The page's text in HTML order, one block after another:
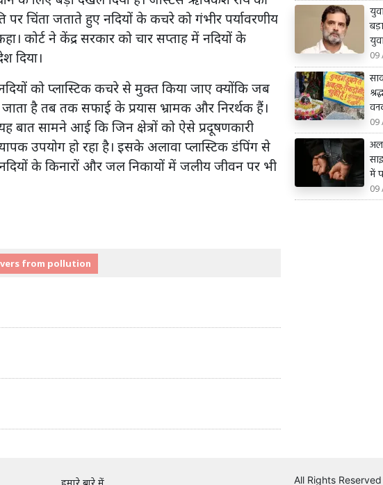
पर चिंता जताते हुए नदियों के कचरे को गंभीर पर्यावरणीय
कोर्ट ने केंद्र सरकार को चार सप्ताह में नदियों के
दिया।
को प्लास्टिक कचरे से मुक्त किया जाए क्योंकि जब
है तब तक सफाई के प्रयास भ्रामक और निरर्थक हैं।
बात सामने आई कि जिन क्षेत्रों को ऐसे प्रदूषणकारी
उपयोग हो रहा है। इसके अलावा प्लास्टिक डंपिंग से
के किनारों और जल निकायों में जलीय जीवन पर भी
from pollution
09
09
में
09
All Rights